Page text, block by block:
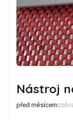
Nástroj
před měsícem